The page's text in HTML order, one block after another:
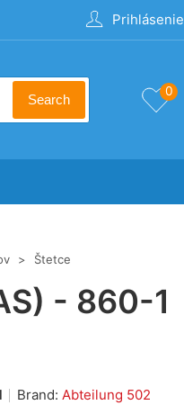
Prihlásenie
Search
0
> Štetce
- 860-1
Brand: Abteilung 502